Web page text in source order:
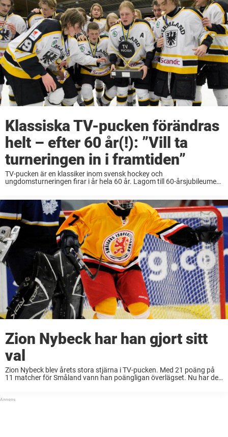
Klassiska TV-pucken förändras
helt – efter 60 år(!): ”Vill ta
turneringen in i framtiden”
TV-pucken är en klassiker inom svensk hockey och
ungdomsturneringen firar i år hela 60 år. Lagom till 60-årsjubileumet
Zion Nybeck har han gjort sitt
val
Zion Nybeck blev årets stora stjärna i TV-pucken. Med 21 poäng på
11 matcher för Småland vann han poängligan överlägset. Nu har den